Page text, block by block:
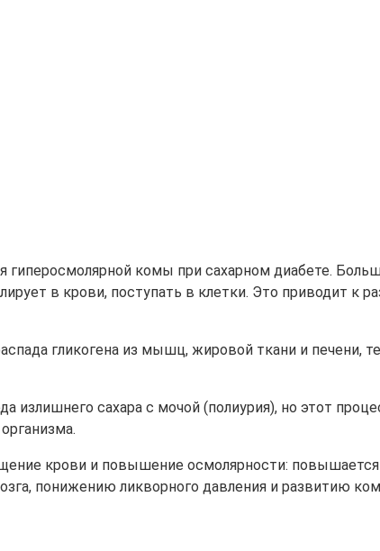
комы при сахарном диабете.
в крови, поступать в клетки. Это приводит к
гликогена из мышц, жировой ткани и
сахара с мочой (полиурия), но этот
крови и повышение осмолярности:
понижению ликворного давления и развитию